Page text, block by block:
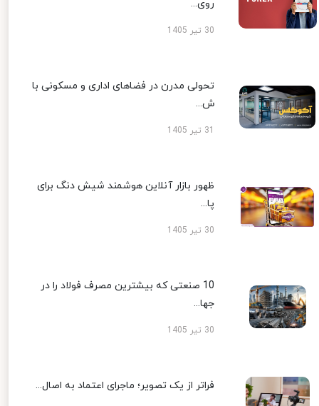
روی...
30 تیر 1405
تحولی مدرن در فضاهای اداری و مسکونی با
ش...
ظهور بازار آنلاین هوشمند شیش دنگ برای
پا...
30 تیر 1405
10 صنعتی که بیشترین مصرف فولاد را در
جها...
30 تیر 1405
فراتر از یک تصویر؛ ماجرای اعتماد به اصال...